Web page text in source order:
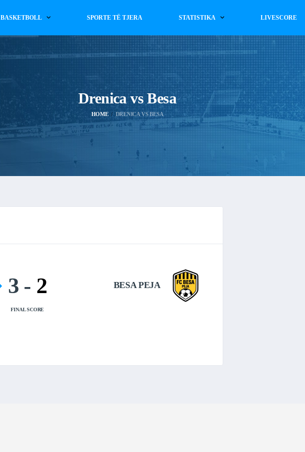
BASKETBOLL SPORTE TË TJERA STATISTIKA LIVESCORE
Drenica vs Besa
HOME DRENICA VS BESA
BESA PEJA
3 - 2
FINAL SCORE